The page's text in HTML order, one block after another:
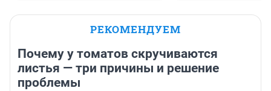
РЕКОМЕНДУЕМ
Почему у томатов скручиваются
листья — три причины и решение
проблемы